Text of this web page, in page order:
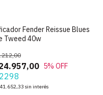
Fender Reissue Blues
Tweed 40w
5% OFF
sin interés